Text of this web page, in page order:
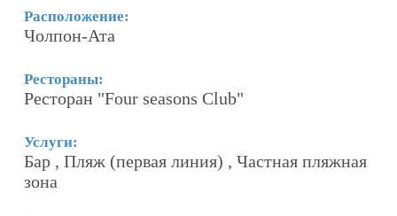
Расположение:
Чолпон-Ата
Рестораны:
Ресторан "Four seasons Club"
Услуги:
Бар , Пляж (первая линия) , Частная пляжная
зона